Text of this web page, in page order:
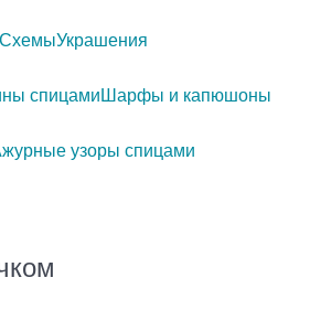
Украшения
спицамиШарфы и капюшоны
узоры спицами